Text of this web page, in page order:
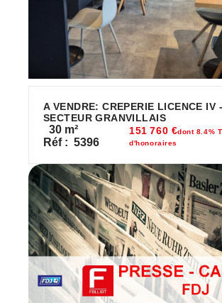
A VENDRE: CREPERIE LICENCE IV -
SECTEUR GRANVILLAIS
30 m²
Réf : 5396
151 760 €dont 8.4%
d'honoraires